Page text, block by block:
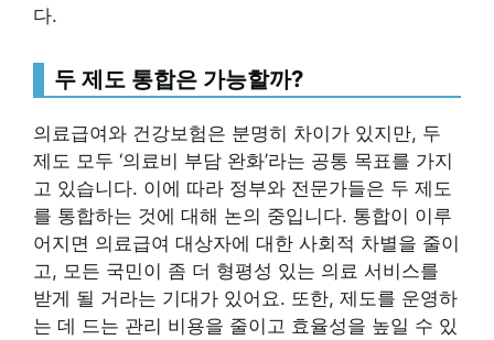
다.
두 제도 통합은 가능할까?
의료급여와 건강보험은 분명히 차이가 있지만, 두
제도 모두 ‘의료비 부담 완화’라는 공통 목표를 가지
고 있습니다. 이에 따라 정부와 전문가들은 두 제도
를 통합하는 것에 대해 논의 중입니다. 통합이 이루
어지면 의료급여 대상자에 대한 사회적 차별을 줄이
고, 모든 국민이 좀 더 형평성 있는 의료 서비스를
받게 될 거라는 기대가 있어요. 또한, 제도를 운영하
는 데 드는 관리 비용을 줄이고 효율성을 높일 수 있